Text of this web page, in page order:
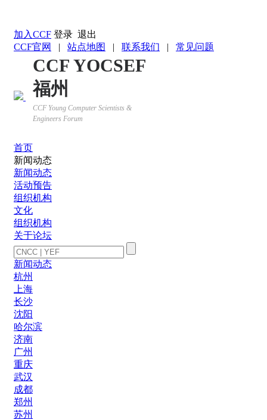
加入CCF 登录 退出
CCF官网
| 站点地图 | 联系我们 | 常见问题
CCF YOCSEF
福州
CCF Young Computer Scientists &
Engineers Forum
首页
新闻动态
新闻动态
活动预告
组织机构
文化
组织机构
关于论坛
新闻动态
杭州
上海
长沙
沈阳
哈尔滨
济南
广州
重庆
武汉
成都
郑州
苏州